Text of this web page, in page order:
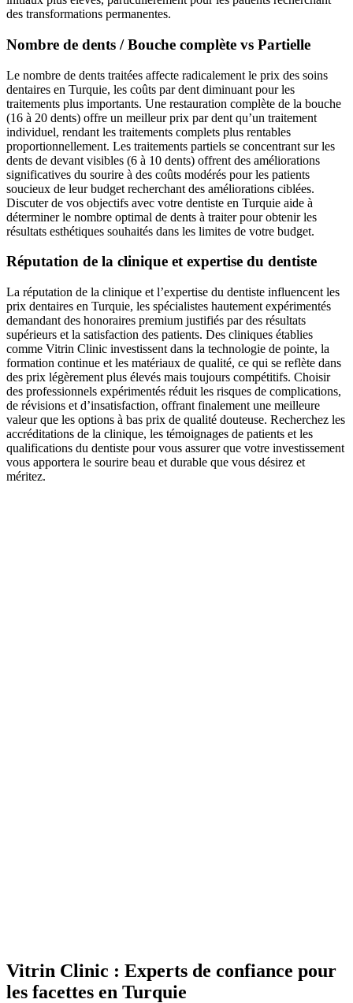
des transformations permanentes.
Nombre de dents / Bouche complète vs Partielle
Le nombre de dents traitées affecte radicalement le prix des soins
dentaires en Turquie, les coûts par dent diminuant pour les
traitements plus importants. Une restauration complète de la bouche
(16 à 20 dents) offre un meilleur prix par dent qu’un traitement
individuel, rendant les traitements complets plus rentables
proportionnellement. Les traitements partiels se concentrant sur les
dents de devant visibles (6 à 10 dents) offrent des améliorations
significatives du sourire à des coûts modérés pour les patients
soucieux de leur budget recherchant des améliorations ciblées.
Discuter de vos objectifs avec votre dentiste en Turquie aide à
déterminer le nombre optimal de dents à traiter pour obtenir les
résultats esthétiques souhaités dans les limites de votre budget.
Réputation de la clinique et expertise du dentiste
La réputation de la clinique et l’expertise du dentiste influencent les
prix dentaires en Turquie, les spécialistes hautement expérimentés
demandant des honoraires premium justifiés par des résultats
supérieurs et la satisfaction des patients. Des cliniques établies
comme Vitrin Clinic investissent dans la technologie de pointe, la
formation continue et les matériaux de qualité, ce qui se reflète dans
des prix légèrement plus élevés mais toujours compétitifs. Choisir
des professionnels expérimentés réduit les risques de complications,
de révisions et d’insatisfaction, offrant finalement une meilleure
valeur que les options à bas prix de qualité douteuse. Recherchez les
accréditations de la clinique, les témoignages de patients et les
qualifications du dentiste pour vous assurer que votre investissement
vous apportera le sourire beau et durable que vous désirez et
méritez.
Vitrin Clinic : Experts de confiance pour
les facettes en Turquie